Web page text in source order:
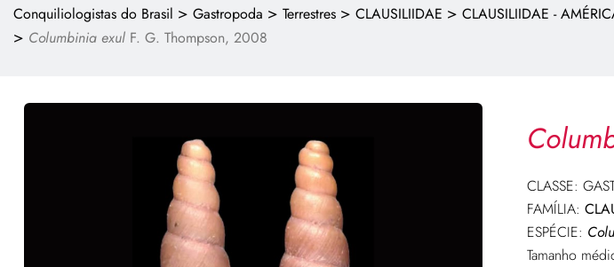
Conquiliologistas do Brasil > Gastropoda > Terrestres > CLAUSILIIDAE > CLAUSILIIDAE -
> Columbinia exul F. G. Thompson, 2008
CLASSE:
FAMÍLIA:
ESPÉCIE:
Tamanho